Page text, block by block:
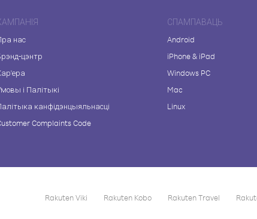
нас
цэнтр
і Палітыкі
канфідэнцыяльнасці
Complaints Code
СПАМПАВАЦЬ
Android
iPhone & iPad
Windows PC
Mac
Linux
Rakuten Viki Rakuten Kobo Rakuten Travel